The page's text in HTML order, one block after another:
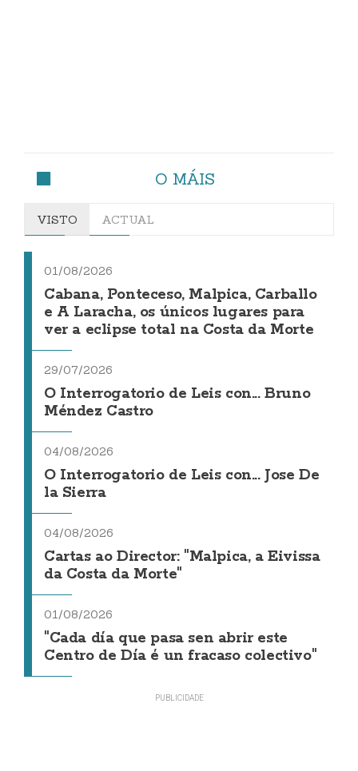
O MÁIS
VISTO ACTUAL
01/08/2026
Cabana, Ponteceso, Malpica, Carballo
e A Laracha, os únicos lugares para
ver a eclipse total na Costa da Morte
29/07/2026
O Interrogatorio de Leis con... Bruno
Méndez Castro
04/08/2026
O Interrogatorio de Leis con... Jose De
la Sierra
04/08/2026
Cartas ao Director: "Malpica, a Eivissa
da Costa da Morte"
01/08/2026
"Cada día que pasa sen abrir este
Centro de Día é un fracaso colectivo"